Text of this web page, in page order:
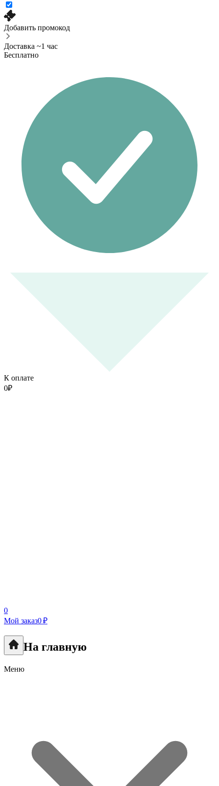
Добавить промокод
Доставка ~1 час
Бесплатно
К оплате
0₽
0
Мой заказ0 ₽
На главную
Меню